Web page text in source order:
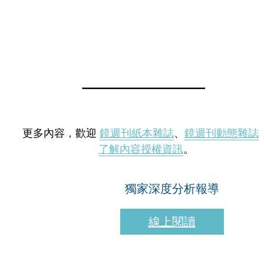
更多內容，歡迎 鏡週刊紙本雜誌、 鏡週刊動態雜誌
了解內容授權資訊。
獨家深度分析報導
線上閱讀